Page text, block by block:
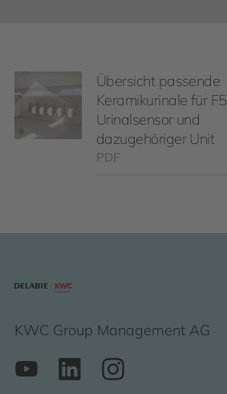
Übersicht passende
Keramikurinale für F5
Urinalsensor und
dazugehöriger Unit
PDF
KWC Group Management AG